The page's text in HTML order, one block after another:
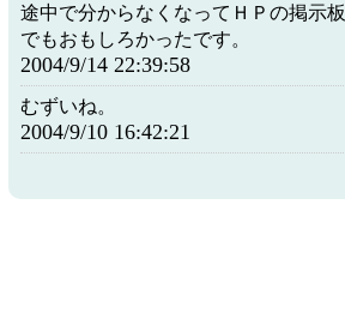
途中で分からなくなってＨＰの掲示
でもおもしろかったです。
2004/9/14 22:39:58
むずいね。
2004/9/10 16:42:21